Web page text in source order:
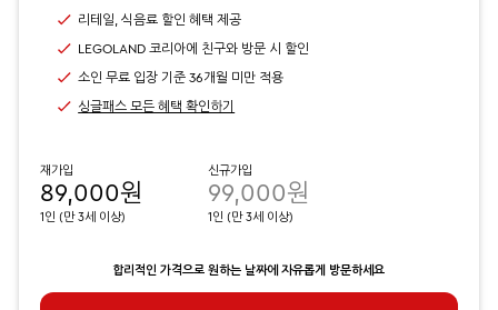
리테일, 식음료 할인 혜택 제공
LEGOLAND 코리아에 친구와 방문 시 할인
소인 무료 입장 기준 36개월 미만 적용
싱글패스 모든 혜택 확인하기
재가입
89,000원
1인 (만 3세 이상)
신규가입
99,000원
1인 (만 3세 이상)
합리적인 가격으로 원하는 날짜에 자유롭게 방문하세요